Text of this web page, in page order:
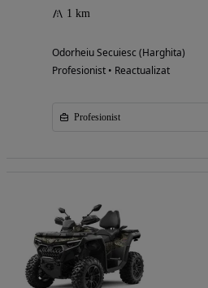
1 km
Odorheiu Secuiesc (Harghita)
Profesionist • Reactualizat
Profesionist